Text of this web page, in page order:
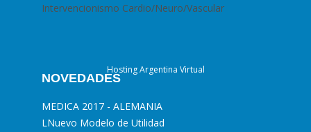
Intervencionismo Cardio/Neuro/Vascular
NOVEDADES
MEDICA 2017 - ALEMANIA
LNuevo Modelo de Utilidad
Hosting Argentina Virtual